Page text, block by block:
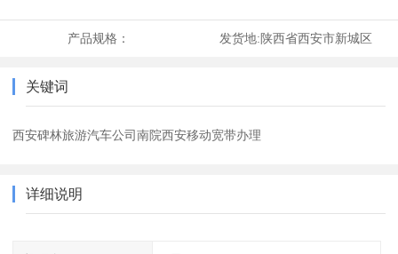
产品规格： 发货地:陕西省西安市新城区
关键词
西安碑林旅游汽车公司南院西安移动宽带办理
详细说明